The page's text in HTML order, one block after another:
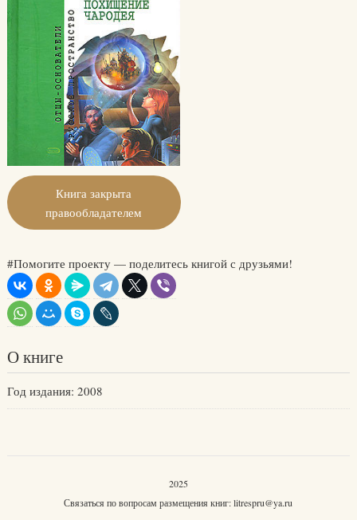
Книга закрыта
правообладателем
#Помогите проекту — поделитесь книгой с друзьями!
О книге
Год издания: 2008
2025
Связаться по вопросам размещения книг:litrespru@ya.ru